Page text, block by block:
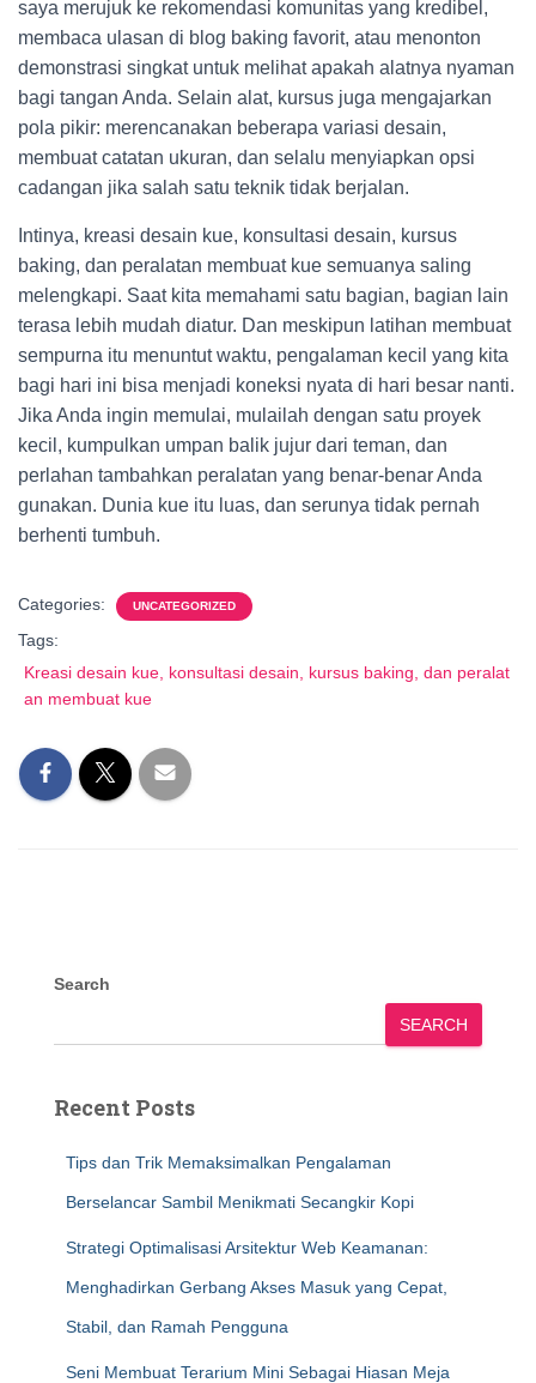
saya merujuk ke rekomendasi komunitas yang kredibel,
membaca ulasan di blog baking favorit, atau menonton
demonstrasi singkat untuk melihat apakah alatnya nyaman
bagi tangan Anda. Selain alat, kursus juga mengajarkan
pola pikir: merencanakan beberapa variasi desain,
membuat catatan ukuran, dan selalu menyiapkan opsi
cadangan jika salah satu teknik tidak berjalan.
Intinya, kreasi desain kue, konsultasi desain, kursus
baking, dan peralatan membuat kue semuanya saling
melengkapi. Saat kita memahami satu bagian, bagian lain
terasa lebih mudah diatur. Dan meskipun latihan membuat
sempurna itu menuntut waktu, pengalaman kecil yang kita
bagi hari ini bisa menjadi koneksi nyata di hari besar nanti.
Jika Anda ingin memulai, mulailah dengan satu proyek
kecil, kumpulkan umpan balik jujur dari teman, dan
perlahan tambahkan peralatan yang benar-benar Anda
gunakan. Dunia kue itu luas, dan serunya tidak pernah
berhenti tumbuh.
Categories: UNCATEGORIZED
Tags:
Kreasi desain kue, konsultasi desain, kursus baking, dan peralat
an membuat kue
Search
SEARCH
Recent Posts
Tips dan Trik Memaksimalkan Pengalaman
Berselancar Sambil Menikmati Secangkir Kopi
Strategi Optimalisasi Arsitektur Web Keamanan:
Menghadirkan Gerbang Akses Masuk yang Cepat,
Stabil, dan Ramah Pengguna
Seni Membuat Terarium Mini Sebagai Hiasan Meja